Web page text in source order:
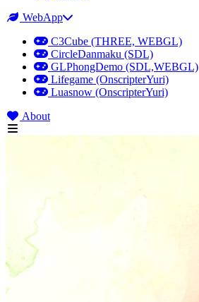
WebApp
C3Cube (THREE, WEBGL)
CircleDanmaku (SDL)
GLPhongDemo (SDL,WEBGL)
Lifegame (OnscripterYuri)
Luasnow (OnscripterYuri)
About